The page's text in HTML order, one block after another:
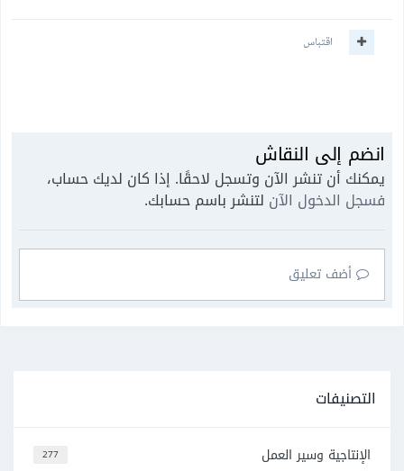
اقتباس
انضم إلى النقاش
يمكنك أن تنشر الآن وتسجل لاحقًا. إذا كان لديك حساب،
فسجل الدخول الآن لتنشر باسم حسابك.
أضف تعليق
التصنيفات
277 الإنتاجية وسير العمل